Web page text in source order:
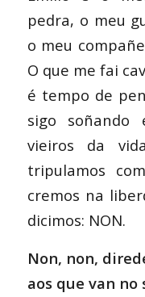
pedra, o meu
o meu
O que me fai
é tempo de
sigo soñando
vieiros da
tripulamos
cremos na
dicimos: NON.
Non, non,
aos que van no